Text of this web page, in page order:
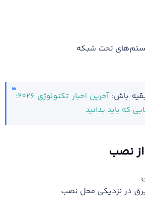
تحت شبکه
باش:
آخرین اخبار تکنولوژی ۲۰۲۶؛
که باید بدانید
نصب
برق در نزدیکی محل نصب